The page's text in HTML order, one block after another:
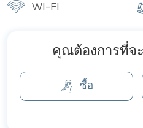
WI-FI
คุณต้องการที่จ
ซื้อ